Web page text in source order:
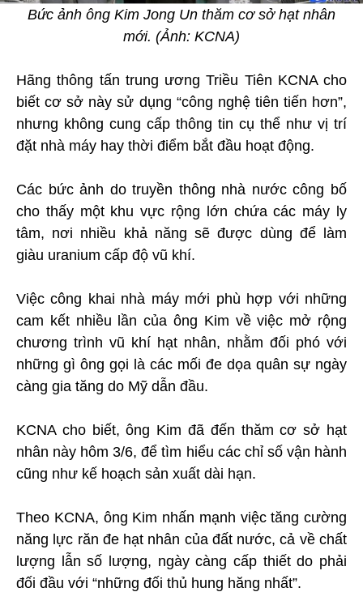
Bức ảnh ông Kim Jong Un thăm cơ sở hạt nhân
mới. (Ảnh: KCNA)
Hãng thông tấn trung ương Triều Tiên KCNA cho
biết cơ sở này sử dụng “công nghệ tiên tiến hơn”,
nhưng không cung cấp thông tin cụ thể như vị trí
đặt nhà máy hay thời điểm bắt đầu hoạt động.
Các bức ảnh do truyền thông nhà nước công bố
cho thấy một khu vực rộng lớn chứa các máy ly
tâm, nơi nhiều khả năng sẽ được dùng để làm
giàu uranium cấp độ vũ khí.
Việc công khai nhà máy mới phù hợp với những
cam kết nhiều lần của ông Kim về việc mở rộng
chương trình vũ khí hạt nhân, nhằm đối phó với
những gì ông gọi là các mối đe dọa quân sự ngày
càng gia tăng do Mỹ dẫn đầu.
KCNA cho biết, ông Kim đã đến thăm cơ sở hạt
nhân này hôm 3/6, để tìm hiểu các chỉ số vận hành
cũng như kế hoạch sản xuất dài hạn.
Theo KCNA, ông Kim nhấn mạnh việc tăng cường
năng lực răn đe hạt nhân của đất nước, cả về chất
lượng lẫn số lượng, ngày càng cấp thiết do phải
đối đầu với “những đối thủ hung hăng nhất”.